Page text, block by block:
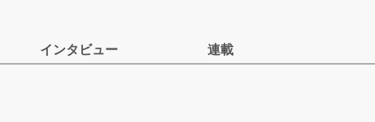
インタビュー 連載